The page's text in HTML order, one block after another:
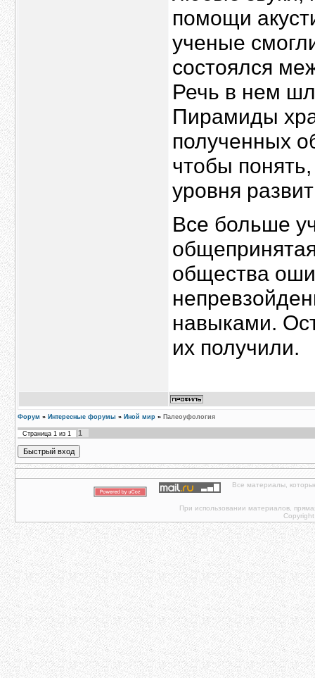
помощи
ученые
состоялся
Речь в нем
Пирамиды
полученных
чтобы
уровня
Все больше
общества
навыками.
их получили.
Форум » Интересные форумы » Иной мир » Палеоуфология
Страница 1 из 1 1
Все материалы,
При использовании материалов,